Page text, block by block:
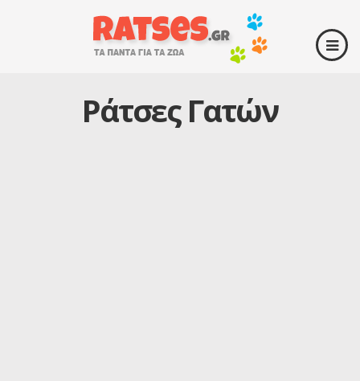
Ράτσες Γατών